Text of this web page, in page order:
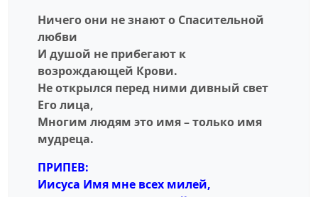
Ничего они не знают о Спасительной
любви
И душой не прибегают к
возрождающей Крови.
Не открылся перед ними дивный свет
Его лица,
Многим людям это имя – только имя
мудреца.
ПРИПЕВ:
Иисуса Имя мне всех милей,